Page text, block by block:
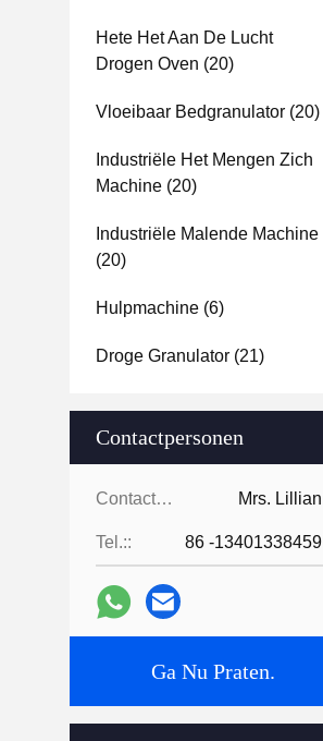
Hete Het Aan De Lucht
Drogen Oven (20)
Vloeibaar Bedgranulator (20)
Industriële Het Mengen Zich
Machine (20)
Industriële Malende Machine
(20)
Hulpmachine (6)
Droge Granulator (21)
Contactpersonen
Contactpersonen: Mrs. Lillian
Tel.:: 86 -13401338459
Ga Nu Praten.